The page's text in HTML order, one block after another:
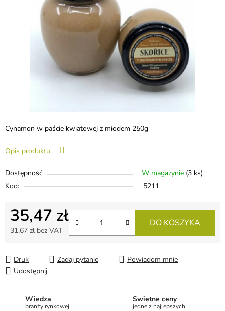
Cynamon w paście kwiatowej z miodem 250g
Opis produktu
Dostępność W magazynie (3 ks)
Kod:
5211
35,47 zł
31,67 zł bez VAT
DO KOSZYKA
Druk Zadaj pytanie
Powiadom mnie
Udostępnij
Wiedza
branży rynkowej
Świetne ceny
jedne z najlepszych